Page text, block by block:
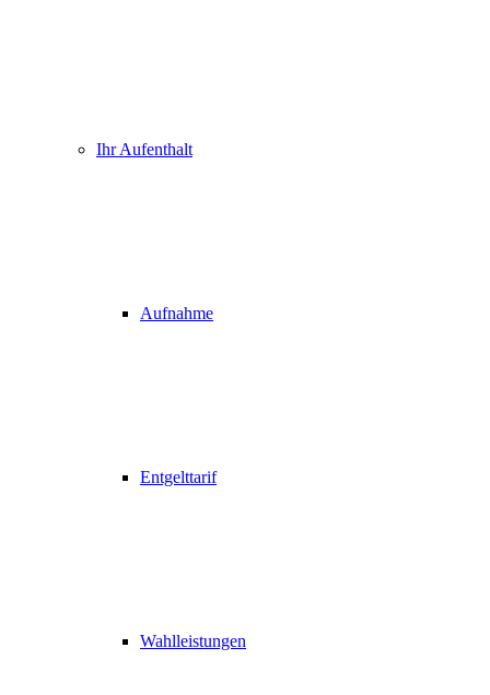
Ihr Aufenthalt
Aufnahme
Entgelttarif
Wahlleistungen